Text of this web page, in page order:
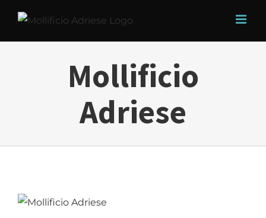
contenuto
Mollificio
Adriese